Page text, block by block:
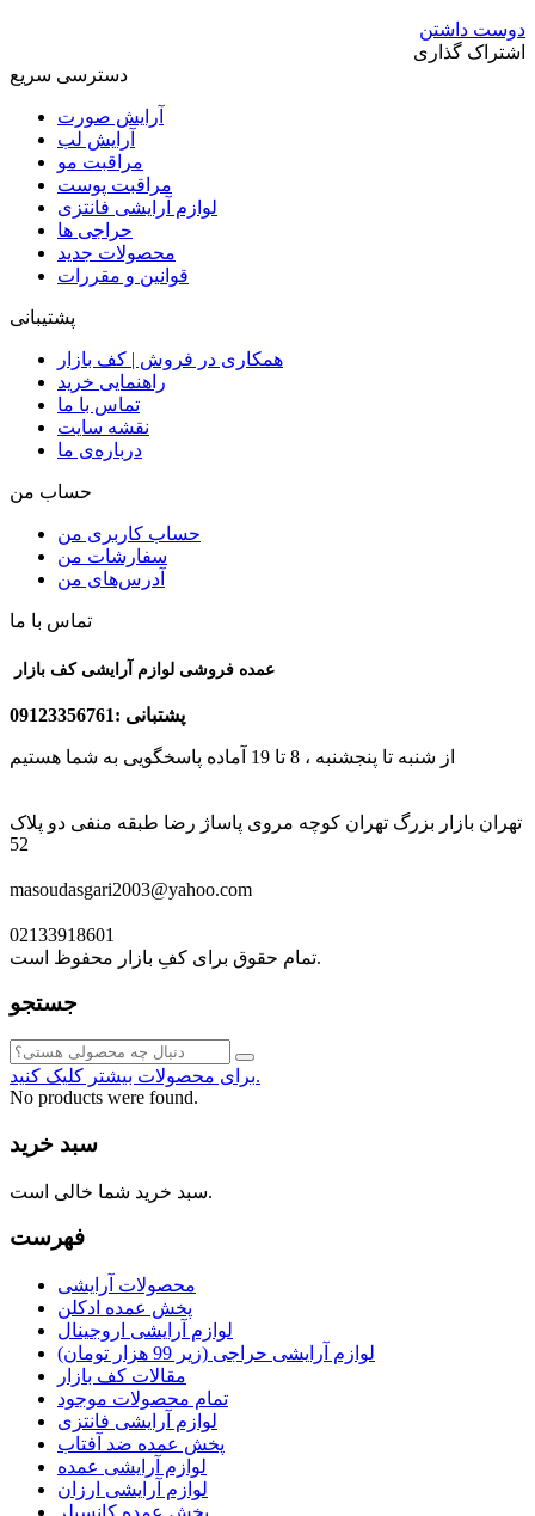
دوست داشتن
اشتراک گذاری
دسترسی سریع
آرایش صورت
آرایش لب
مراقبت مو
مراقبت پوست
لوازم آرایشی فانتزی
حراجی ها
محصولات جدید
قوانین و مقررات
پشتیبانی
همکاری در فروش | کف بازار
راهنمایی خرید
تماس با ما
نقشه سایت
درباره‌ی ما
حساب من
حساب کاربری من
سفارشات من
آدرس‌های من
تماس با ما
پشتبانی :09123356761
از شنبه تا پنجشنبه ، 8 تا 19 آماده پاسخگویی به شما هستیم
تهران بازار بزرگ تهران کوچه مروی پاساژ رضا طبقه منفی دو پلاک
52
masoudasgari2003@yahoo.com
02133918601
تمام حقوق برای کفِ بازار محفوظ است.
جستجو
برای محصولات بیشتر کلیک کنید.
No products were found.
سبد خرید
سبد خرید شما خالی است.
فهرست
محصولات آرایشی
پخش عمده ادکلن
لوازم آرایشی اروجینال
لوازم آرایشی حراجی (زیر 99 هزار تومان)
مقالات کف بازار
تمام محصولات موجود
لوازم آرایشی فانتزی
پخش عمده ضد آفتاب
لوازم آرایشی عمده
لوازم آرایشی ارزان
پخش عمده کانسیلر